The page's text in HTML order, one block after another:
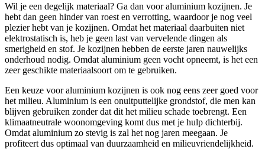
Wil je een degelijk materiaal? Ga dan voor aluminium kozijnen. Je
hebt dan geen hinder van roest en verrotting, waardoor je nog veel
plezier hebt van je kozijnen. Omdat het materiaal daarbuiten niet
elektrostatisch is, heb je geen last van vervelende dingen als
smerigheid en stof. Je kozijnen hebben de eerste jaren nauwelijks
onderhoud nodig. Omdat aluminium geen vocht opneemt, is het een
zeer geschikte materiaalsoort om te gebruiken.
Een keuze voor aluminium kozijnen is ook nog eens zeer goed voor
het milieu. Aluminium is een onuitputtelijke grondstof, die men kan
blijven gebruiken zonder dat dit het milieu schade toebrengt. Een
klimaatneutrale woonomgeving komt dus met je hulp dichterbij.
Omdat aluminium zo stevig is zal het nog jaren meegaan. Je
profiteert dus optimaal van duurzaamheid en milieuvriendelijkheid.